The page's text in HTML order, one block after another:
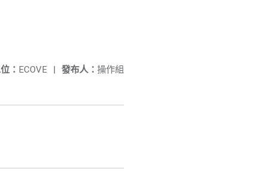
發布人： 操作組
： ECOVE |